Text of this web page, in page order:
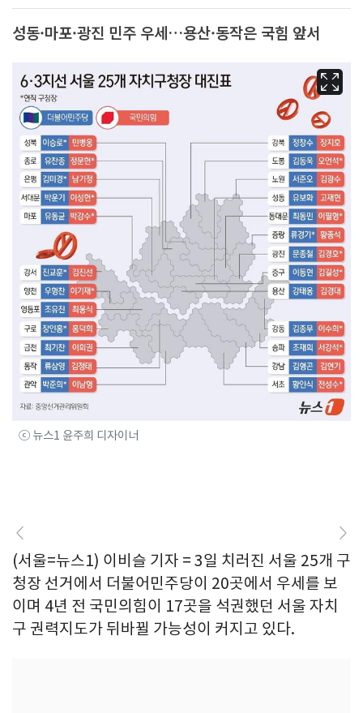
성동·마포·광진 민주 우세…용산·동작은 국힘 앞서
ⓒ 뉴스1 윤주희 디자이너
(서울=뉴스1) 이비슬 기자 = 3일 치러진 서울 25개 구
청장 선거에서 더불어민주당이 20곳에서 우세를 보
이며 4년 전 국민의힘이 17곳을 석권했던 서울 자치
구 권력지도가 뒤바뀔 가능성이 커지고 있다.